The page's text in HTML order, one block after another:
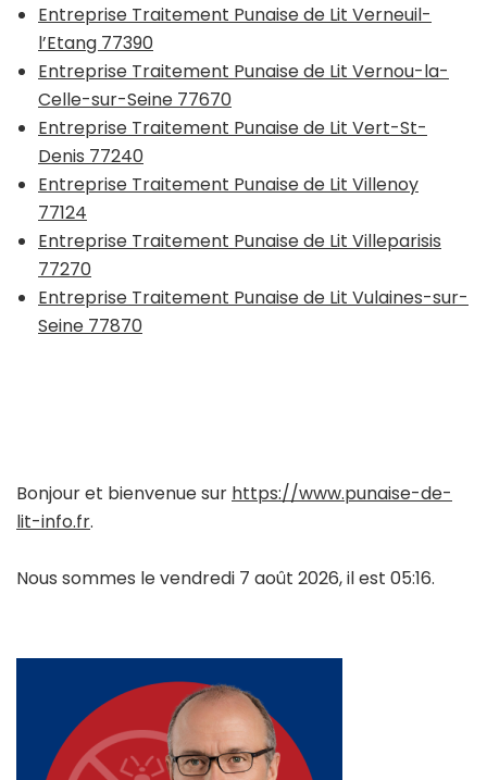
Entreprise Traitement Punaise de Lit Verneuil-
l’Etang 77390
Entreprise Traitement Punaise de Lit Vernou-la-
Celle-sur-Seine 77670
Entreprise Traitement Punaise de Lit Vert-St-
Denis 77240
Entreprise Traitement Punaise de Lit Villenoy
77124
Entreprise Traitement Punaise de Lit Villeparisis
77270
Entreprise Traitement Punaise de Lit Vulaines-sur-
Seine 77870
Bonjour et bienvenue sur https://www.punaise-de-
lit-info.fr.
Nous sommes le vendredi 7 août 2026, il est 05:16.